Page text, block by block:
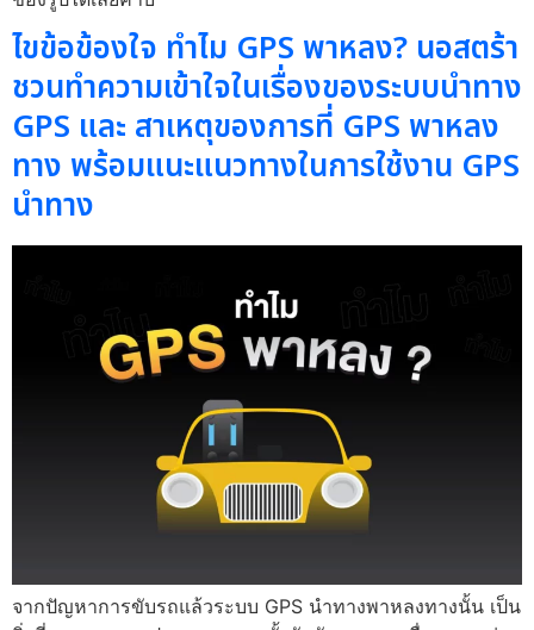
ไขข้อข้องใจ ทำไม GPS พาหลง? นอสตร้า
ชวนทำความเข้าใจในเรื่องของระบบนำทาง
GPS และ สาเหตุของการที่ GPS พาหลง
ทาง พร้อมแนะแนวทางในการใช้งาน GPS
นำทาง
จากปัญหาการขับรถแล้วระบบ GPS นำทางพาหลงทางนั้น เป็น